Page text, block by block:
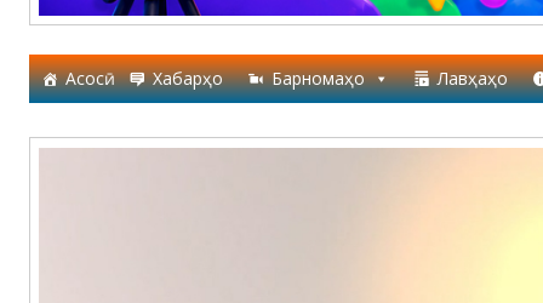
Асосӣ Хабарҳо Барномаҳо Лавҳаҳо